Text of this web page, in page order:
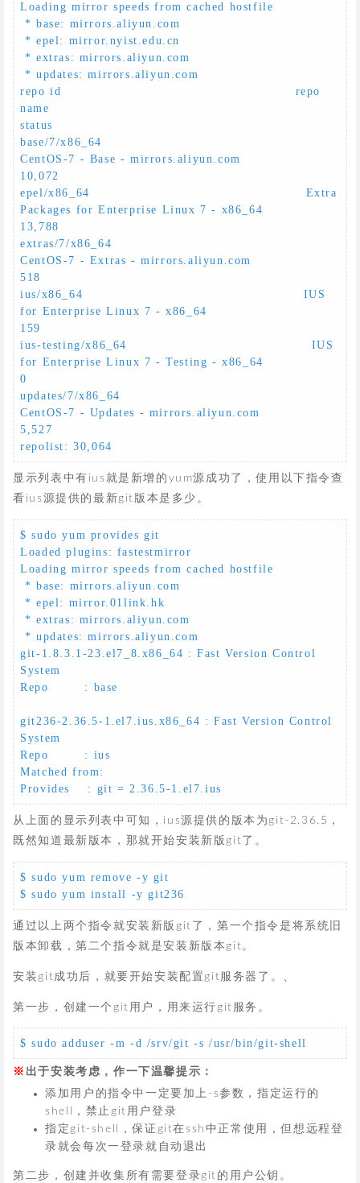
Loading mirror speeds from cached hostfile
repo id                                                    repo
name
status
base/7/x86_64
CentOS-7 - Base - mirrors.aliyun.com
10,072
epel/x86_64                                                Extra
Packages for Enterprise Linux 7 - x86_64
13,788
extras/7/x86_64
CentOS-7 - Extras - mirrors.aliyun.com
518
ius/x86_64                                                 IUS
for Enterprise Linux 7 - x86_64
159
ius-testing/x86_64                                         IUS
for Enterprise Linux 7 - Testing - x86_64
0
updates/7/x86_64
CentOS-7 - Updates - mirrors.aliyun.com
5,527
repolist: 30,064
显示列表中有ius就是新增的yum源成功了，使用以下指令查
看ius源提供的最新git版本是多少。
$ sudo yum provides git
Loaded plugins: fastestmirror
Loading mirror speeds from cached hostfile
git-1.8.3.1-23.el7_8.x86_64 : Fast Version Control
System
Repo        : base
git236-2.36.5-1.el7.ius.x86_64 : Fast Version Control
System
Repo        : ius
Matched from:
Provides    : git = 2.36.5-1.el7.ius
从上面的显示列表中可知，ius源提供的版本为git-2.36.5，
既然知道最新版本，那就开始安装新版git了。
$ sudo yum remove -y git
$ sudo yum install -y git236
通过以上两个指令就安装新版git了，第一个指令是将系统旧
版本卸载，第二个指令就是安装新版本git。
安装git成功后，就要开始安装配置git服务器了。、
第一步，创建一个git用户，用来运行git服务。
$ sudo adduser -m -d /srv/git -s /usr/bin/git-shell
出于安装考虑，作一下温馨提示：
添加用户的指令中一定要加上-s参数，指定运行的
shell，禁止git用户登录
指定git-shell，保证git在ssh中正常使用，但想远程登
录就会每次一登录就自动退出
第二步，创建并收集所有需要登录git的用户公钥。